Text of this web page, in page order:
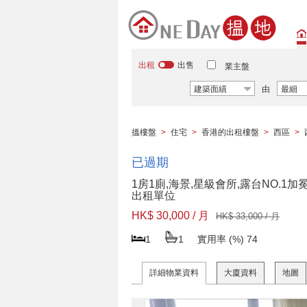
出租 出售 業主盤
建築面績 由 最細
搵樓盤 > 住宅 > 香港的出租樓盤 > 西區 >
已過期
1房1廁,海景,星級會所,露台NO.1加
出租單位
HK$ 30,000 / 月
HK$ 33,000 / 月
1 1 實用率 (%) 74
詳細物業資料 大廈資料 地圖